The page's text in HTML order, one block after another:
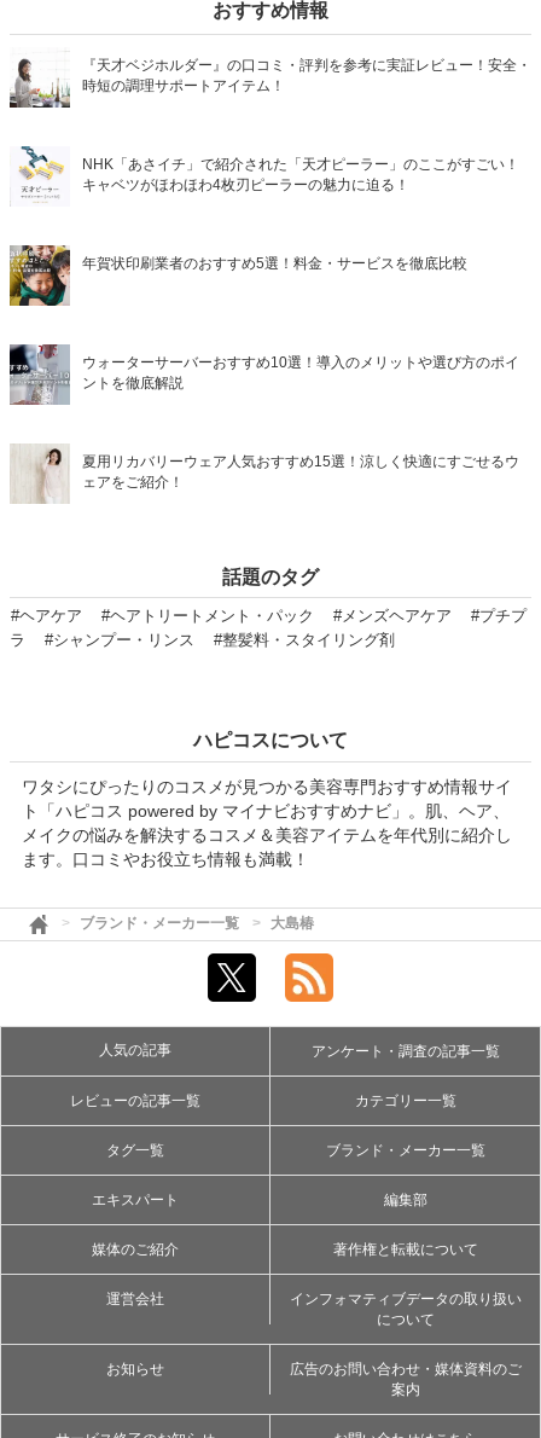
おすすめ情報
『天才ベジホルダー』の口コミ・評判を参考に実証レビュー！安全・
時短の調理サポートアイテム！
NHK「あさイチ」で紹介された「天才ピーラー」のここがすごい！
キャベツがほわほわ4枚刃ピーラーの魅力に迫る！
年賀状印刷業者のおすすめ5選！料金・サービスを徹底比較
ウォーターサーバーおすすめ10選！導入のメリットや選び方のポイ
ントを徹底解説
夏用リカバリーウェア人気おすすめ15選！涼しく快適にすごせるウ
ェアをご紹介！
話題のタグ
#ヘアケア #ヘアトリートメント・パック #メンズヘアケア
#プチプ
ラ
#シャンプー・リンス #整髪料・スタイリング剤
ハピコスについて
ワタシにぴったりのコスメが見つかる美容専門おすすめ情報サイ
ト「ハピコス powered by マイナビおすすめナビ」。肌、ヘア、
メイクの悩みを解決するコスメ＆美容アイテムを年代別に紹介し
ます。口コミやお役立ち情報も満載！
ブランド・メーカー一覧 大島椿
人気の記事 アンケート・調査の記事一覧
レビューの記事一覧 カテゴリー一覧
タグ一覧 ブランド・メーカー一覧
エキスパート 編集部
媒体のご紹介 著作権と転載について
運営会社
インフォマティブデータの取り扱い
について
お知らせ
広告のお問い合わせ・媒体資料のご
案内